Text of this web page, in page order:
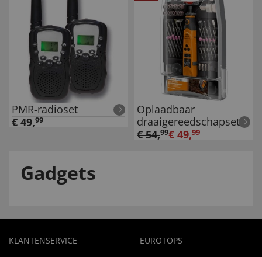
PMR-radioset
€ 49,99
Oplaadbaar
draaigereedschapset
€54,99€ 49,99
Gadgets
KLANTENSERVICE EUROTOPS